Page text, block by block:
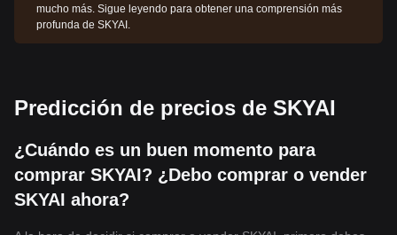
mucho más. Sigue leyendo para obtener una comprensión más
profunda de SKYAI.
Predicción de precios de SKYAI
¿Cuándo es un buen momento para
comprar SKYAI? ¿Debo comprar o vender
SKYAI ahora?